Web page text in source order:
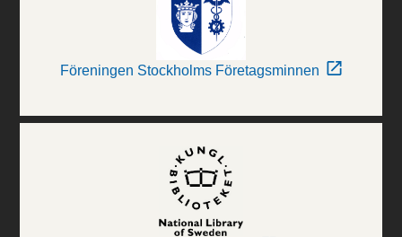
Föreningen Stockholms Företagsminnen